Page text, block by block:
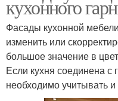
кухонного
Фасады кухонной
изменить или
большое значение в
Если кухня соединена
необходимо учитывать